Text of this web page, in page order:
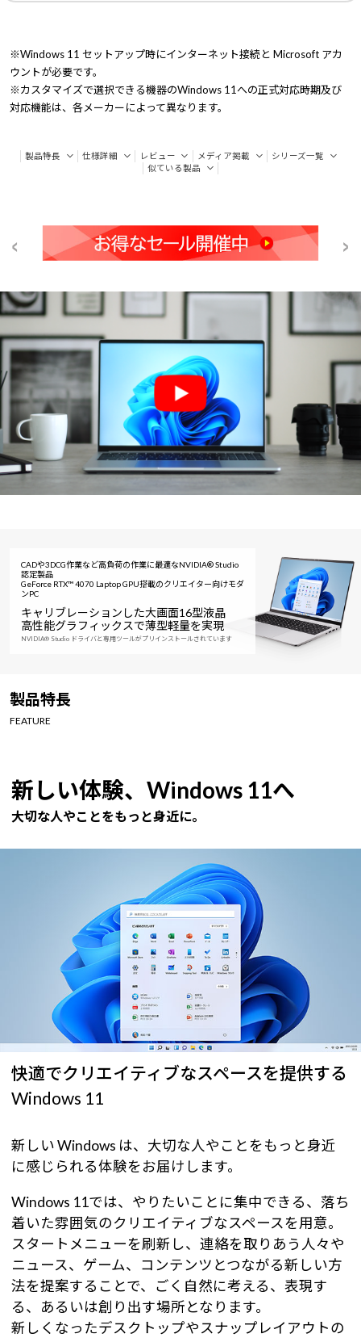
※Windows 11 セットアップ時にインターネット接続と Microsoft アカ
ウントが必要です。
※カスタマイズで選択できる機器のWindows 11への正式対応時期及び
対応機能は、各メーカーによって異なります。
製品特長 仕様詳細 レビュー メディア掲載
シリーズ一覧
似ている製品
CADや3DCG作業など高負荷の作業に最適なNVIDIA® Studio
認定製品
GeForce RTX™ 4070 Laptop GPU搭載のクリエイター向けモダ
ンPC
キャリブレーションした大画面16型液晶
高性能グラフィックスで薄型軽量を実現
NVIDIA® Studio ドライバと専用ツールがプリインストールされています
製品特長
FEATURE
新しい体験、Windows 11へ
大切な人やことをもっと身近に。
快適でクリエイティブなスペースを提供する
Windows 11
新しい Windows は、大切な人やことをもっと身近
に感じられる体験をお届けします。
Windows 11では、やりたいことに集中できる、落ち
着いた雰囲気のクリエイティブなスペースを用意。
スタートメニューを刷新し、連絡を取りあう人々や
ニュース、ゲーム、コンテンツとつながる新しい方
法を提案することで、ごく自然に考える、表現す
る、あるいは創り出す場所となります。
新しくなったデスクトップやスナップレイアウトの